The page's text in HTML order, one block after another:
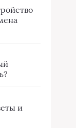
и